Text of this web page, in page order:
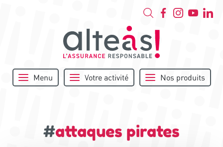
Menu Votre activité Nos produits
#attaques pirates